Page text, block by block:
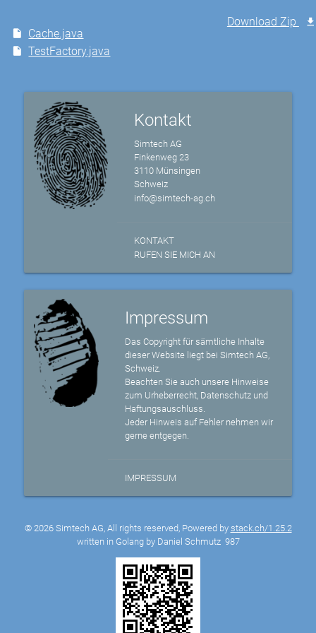
Cache.java
TestFactory.java
Download Zip
Kontakt
Simtech AG
Finkenweg 23
3110 Münsingen
Schweiz
info@simtech-ag.ch
KONTAKT
RUFEN SIE MICH AN
Impressum
Das Copyright für sämtliche Inhalte
dieser Website liegt bei Simtech AG,
Schweiz.
Beachten Sie auch unsere Hinweise
zum Urheberrecht, Datenschutz und
Haftungsauschluss.
Jeder Hinweis auf Fehler nehmen wir
gerne entgegen.
IMPRESSUM
© 2026 Simtech AG, All rights reserved, Powered by stack.ch/1.25.2
written in Golang by Daniel Schmutz 987